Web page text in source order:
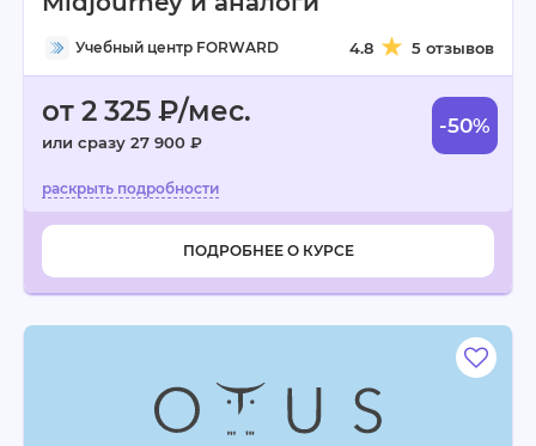
Учебный центр FORWARD 4.8 5 отзывов
от 2 325 ₽/мес.
или сразу 27 900 ₽
-50%
ПОДРОБНЕЕ О КУРСЕ